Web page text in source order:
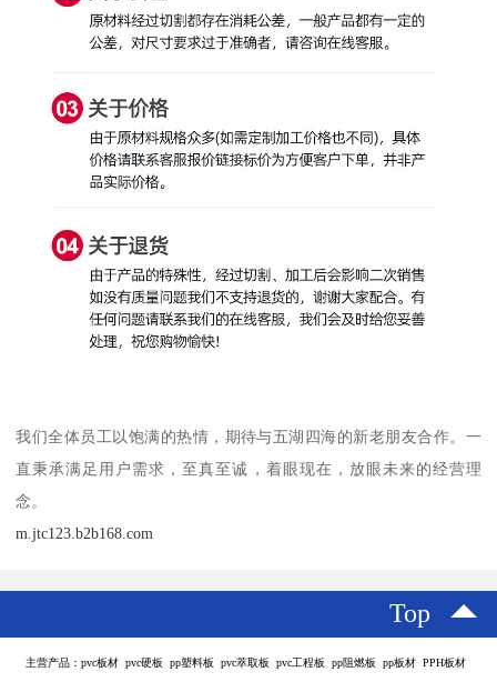
我们全体员工以饱满的热情，期待与五湖四海的新老朋友合作。一
直秉承满足用户需求，至真至诚，着眼现在，放眼未来的经营理
念。
m.jtc123.b2b168.com
Top
主营产品：pvc板材 pvc硬板 pp塑料板 pvc萃取板 pvc工程板 pp阻燃板 pp板材 PPH板材